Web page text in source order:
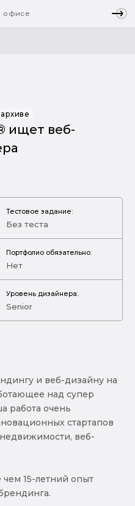
офисе
ищет веб-
Тестовое задание:
Без теста
Портфолио обязательно:
Нет
Уровень дизайнера:
Senior
и веб-дизайну на
над супер
работа очень
стартапов
веб-
15-летний опыт